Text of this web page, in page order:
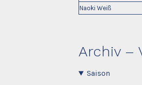
Naoki Weiß
Archiv –
Saison